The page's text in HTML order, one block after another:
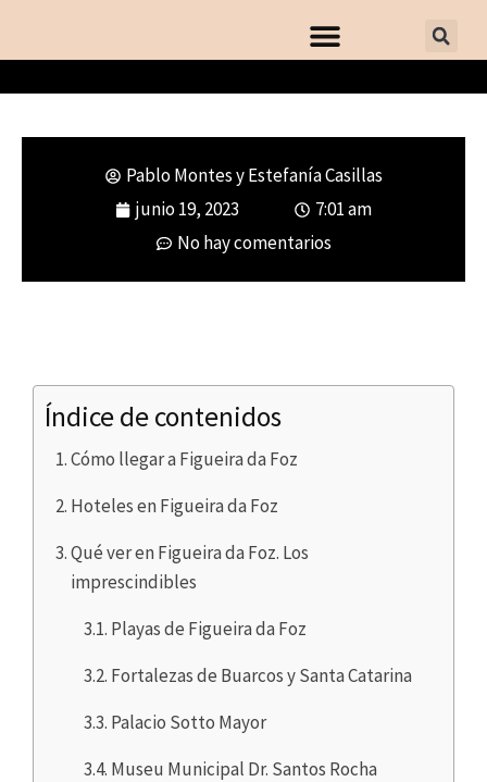
Qué ver en Figueira da Foz. Playas,
naturaleza y monumentos
Pablo Montes y Estefanía Casillas
junio 19, 2023
7:01 am
No hay comentarios
Índice de contenidos
Cómo llegar a Figueira da Foz
Hoteles en Figueira da Foz
Qué ver en Figueira da Foz. Los
imprescindibles
Playas de Figueira da Foz
Fortalezas de Buarcos y Santa Catarina
Palacio Sotto Mayor
Museu Municipal Dr. Santos Rocha